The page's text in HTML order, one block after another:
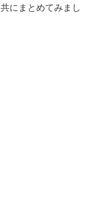
にまとめてみまし